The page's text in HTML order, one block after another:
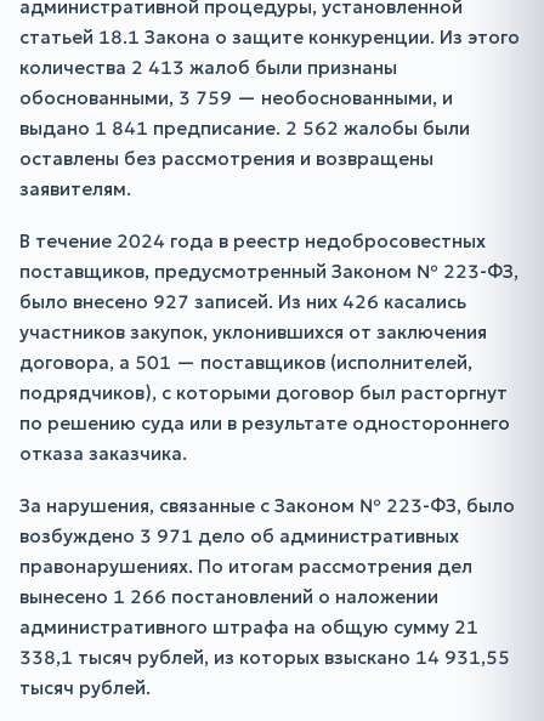
административной процедуры, установленной
статьей 18.1 Закона о защите конкуренции. Из этого
количества 2 413 жалоб были признаны
обоснованными, 3 759 — необоснованными, и
выдано 1 841 предписание. 2 562 жалобы были
оставлены без рассмотрения и возвращены
заявителям.
В течение 2024 года в реестр недобросовестных
поставщиков, предусмотренный Законом № 223-ФЗ,
было внесено 927 записей. Из них 426 касались
участников закупок, уклонившихся от заключения
договора, а 501 — поставщиков (исполнителей,
подрядчиков), с которыми договор был расторгнут
по решению суда или в результате одностороннего
отказа заказчика.
За нарушения, связанные с Законом № 223-ФЗ, было
возбуждено 3 971 дело об административных
правонарушениях. По итогам рассмотрения дел
вынесено 1 266 постановлений о наложении
административного штрафа на общую сумму 21
338,1 тысяч рублей, из которых взыскано 14 931,55
тысяч рублей.